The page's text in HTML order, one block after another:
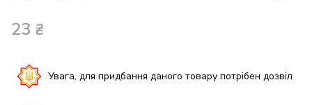
23 ₴
Увага, для придбання даного товару потрібен дозвіл